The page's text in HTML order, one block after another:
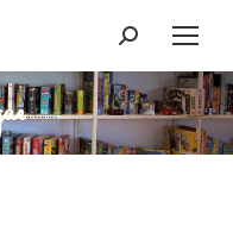
Recherche
:
: